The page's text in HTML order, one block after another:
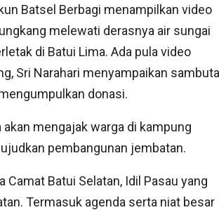
Batsel Berbagi menampilkan video
melewati derasnya air sungai
di Batui Lima. Ada pula video
Sri Narahari menyampaikan
donasi.
mengajak warga di kampung
pembangunan jembatan.
Batui Selatan, Idil Pasau yang
Termasuk agenda serta niat besar